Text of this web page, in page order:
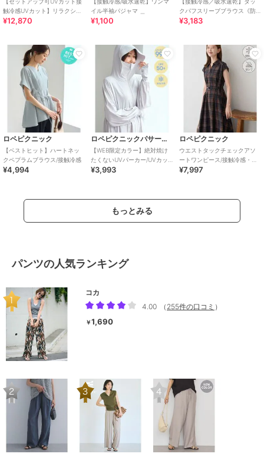
触冷感UVカット】リラクシー
キーVネックブラウス
¥12,870 ¥1,100
クパフスリーブブラウス《防
シワ／洗濯機OK／XS～3L／
¥3,183
ロペピクニック
【ベストヒット】ハートネッ
クペプラムブラウス/接触冷感
¥4,994
ロペピクニックパサージュ
【WEB限定カラー】絶対焼け
たくないUVパーカー/UVカッ
ト・接触冷感
¥3,993
ロペピクニック
ウエストタックチェックアソ
ートワンピース/接触冷感・防
シワ・リンクコーデ
¥7,997
もっとみる
パンツの人気ランキング
コカ
4.00
（ 255件の口コミ ）
￥1,690